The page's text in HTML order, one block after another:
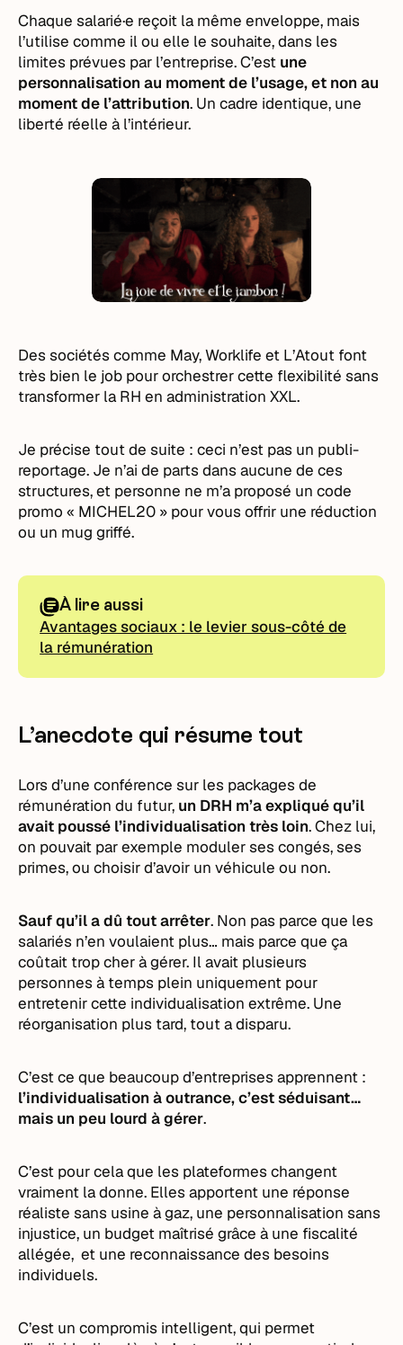
Chaque salarié·e reçoit la même enveloppe, mais
l’utilise comme il ou elle le souhaite, dans les
limites prévues par l’entreprise. C’est une
personnalisation au moment de l’usage, et non au
moment de l’attribution. Un cadre identique, une
liberté réelle à l’intérieur.
Des sociétés comme May, Worklife et L’Atout font
très bien le job pour orchestrer cette flexibilité sans
transformer la RH en administration XXL.
Je précise tout de suite : ceci n’est pas un publi-
reportage. Je n’ai de parts dans aucune de ces
structures, et personne ne m’a proposé un code
promo « MICHEL20 » pour vous offrir une réduction
ou un mug griffé.
À lire aussi
Avantages sociaux : le levier sous-côté de
la rémunération
L’anecdote qui résume tout
Lors d’une conférence sur les packages de
rémunération du futur, un DRH m’a expliqué qu’il
avait poussé l’individualisation très loin. Chez lui,
on pouvait par exemple moduler ses congés, ses
primes, ou choisir d’avoir un véhicule ou non.
Sauf qu’il a dû tout arrêter. Non pas parce que les
salariés n’en voulaient plus… mais parce que ça
coûtait trop cher à gérer. Il avait plusieurs
personnes à temps plein uniquement pour
entretenir cette individualisation extrême. Une
réorganisation plus tard, tout a disparu.
C’est ce que beaucoup d’entreprises apprennent :
l’individualisation à outrance, c’est séduisant…
mais un peu lourd à gérer.
C’est pour cela que les plateformes changent
vraiment la donne. Elles apportent une réponse
réaliste sans usine à gaz, une personnalisation sans
injustice, un budget maîtrisé grâce à une fiscalité
allégée, et une reconnaissance des besoins
individuels.
C’est un compromis intelligent, qui permet